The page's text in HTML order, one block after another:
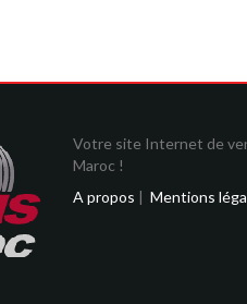
Votre site Internet de
Maroc !
A propos | Mentions